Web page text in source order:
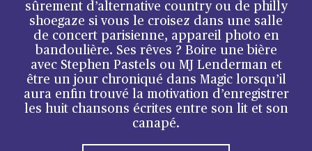
sûrement d’alternative country ou de philly
shoegaze si vous le croisez dans une salle
de concert parisienne, appareil photo en
bandoulière. Ses rêves ? Boire une bière
avec Stephen Pastels ou MJ Lenderman et
être un jour chroniqué dans Magic lorsqu’il
aura enfin trouvé la motivation d’enregistrer
les huit chansons écrites entre son lit et son
canapé.